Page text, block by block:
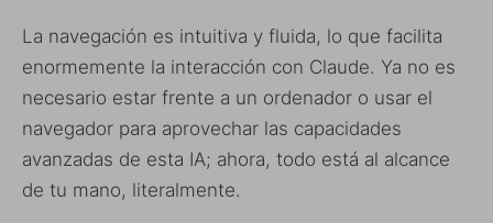
La navegación es intuitiva y fluida, lo que facilita
enormemente la interacción con Claude. Ya no es
necesario estar frente a un ordenador o usar el
navegador para aprovechar las capacidades
avanzadas de esta IA; ahora, todo está al alcance
de tu mano, literalmente.